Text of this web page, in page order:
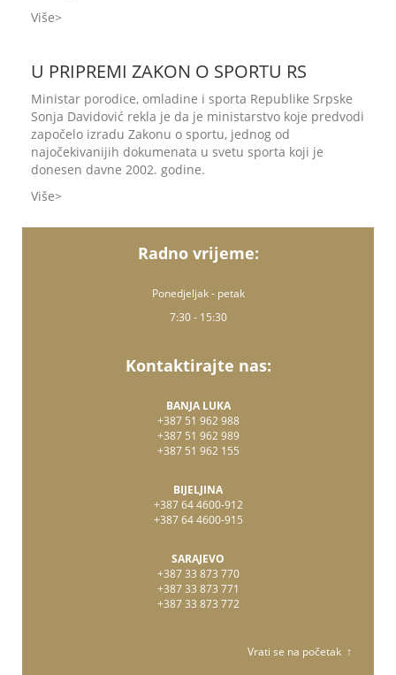
Više
U PRIPREMI ZAKON O SPORTU RS
Ministar porodice, omladine i sporta Republike Srpske
Sonja Davidović rekla je da je ministarstvo koje predvodi
započelo izradu Zakonu o sportu, jednog od
najočekivanijih dokumenata u svetu sporta koji je
donesen davne 2002. godine.
Više
Radno vrijeme:
Ponedjeljak - petak
7:30 - 15:30
Kontaktirajte nas:
BANJA LUKA
+387 51 962 988
+387 51 962 989
+387 51 962 155
BIJELJINA
+387 64 4600-912
+387 64 4600-915
SARAJEVO
+387 33 873 770
+387 33 873 771
+387 33 873 772
Vrati se na početak ↑